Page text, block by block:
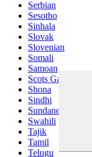
Serbian
Sesotho
Sinhala
Slovak
Slovenian
Somali
Samoan
Scots Gaelic
Shona
Sindhi
Sundanese
Swahili
Tajik
Tamil
Telugu